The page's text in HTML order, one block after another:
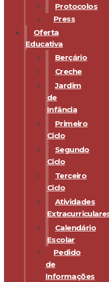
Protocolos
Press
Oferta
Educativa
Berçário
Creche
Jardim
de
Infância
Primeiro
Ciclo
Segundo
Ciclo
Terceiro
Ciclo
Atividades
Calendário
Escolar
Pedido
de
Informações